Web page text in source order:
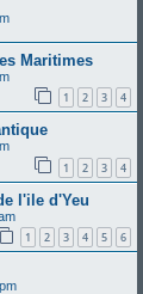
Maritimes
1 2 3 4
1 2 3 4
l'ile d'Yeu
1 2 3 4 5 6